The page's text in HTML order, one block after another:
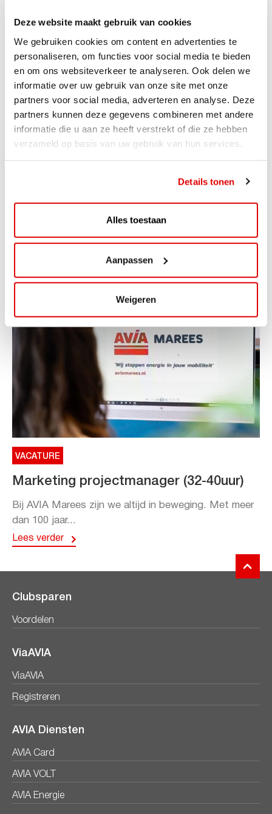
Deze website maakt gebruik van cookies
We gebruiken cookies om content en advertenties te
personaliseren, om functies voor social media te bieden
en om ons websiteverkeer te analyseren. Ook delen we
informatie over uw gebruik van onze site met onze
partners voor social media, adverteren en analyse. Deze
partners kunnen deze gegevens combineren met andere
informatie die u aan ze heeft verstrekt of die ze hebben
verzameld op basis van uw gebruik van hun services.
Details tonen
Alles toestaan
Aanpassen
Weigeren
ViaLuxury Hotels
Toe aan een ontspannen nachtje...
VACATURE
Marketing projectmanager (32-40uur)
Bij AVIA Marees zijn we altijd in beweging. Met meer
dan 100 jaar...
Lees verder
Clubsparen
Voordelen
ViaAVIA
ViaAVIA
Registreren
AVIA Diensten
AVIA Card
AVIA VOLT
AVIA Energie